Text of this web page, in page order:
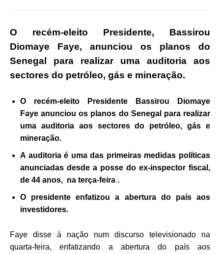
O recém-eleito Presidente, Bassirou
Diomaye Faye, anunciou os planos do
Senegal para realizar uma auditoria aos
sectores do petróleo, gás e mineração.
O recém-eleito Presidente Bassirou Diomaye
Faye anunciou os planos do Senegal para realizar
uma auditoria aos sectores do petróleo, gás e
mineração.
A auditoria é uma das primeiras medidas políticas
anunciadas desde a posse do ex-inspector fiscal,
de 44 anos, na terça-feira .
O presidente enfatizou a abertura do país aos
investidores.
Faye disse à nação num discurso televisionado na
quarta-feira, enfatizando a abertura do país aos